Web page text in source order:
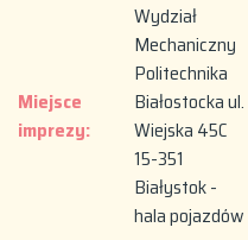
Miejsce
imprezy:
Wydział
Mechaniczny
Politechnika
Białostocka ul.
Wiejska 45C
15-351
Białystok -
hala pojazdów